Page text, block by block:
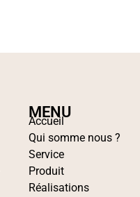
MENU
Accueil
Qui somme nous ?
Service
Produit
Réalisations